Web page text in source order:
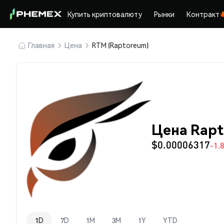
Купить криптовалюту Рынки Контракт
Главная Цена RTM (Raptoreum)
Цена
$0.00006317-
1D 7D 1M 3M 1Y YTD